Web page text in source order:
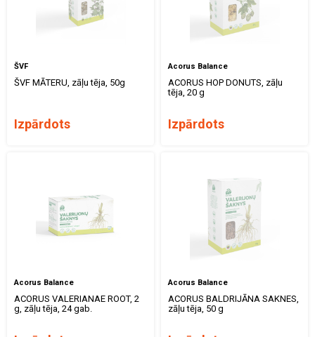
ŠVF
ŠVF MĀTERU, zāļu tēja, 50g
Izpārdots
Acorus Balance
ACORUS HOP DONUTS, zāļu
tēja, 20 g
Izpārdots
Acorus Balance
ACORUS VALERIANAE ROOT, 2
g, zāļu tēja, 24 gab.
Acorus Balance
ACORUS BALDRIJĀNA SAKNES,
zāļu tēja, 50 g